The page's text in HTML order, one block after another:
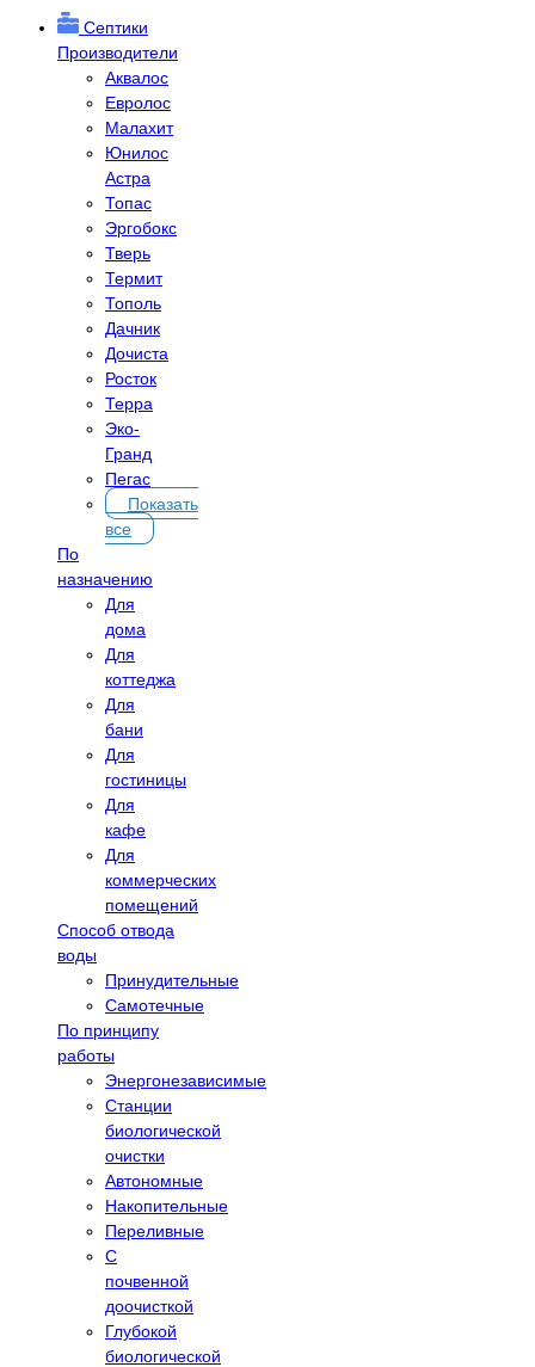
Септики
Производители
Аквалос
Евролос
Малахит
Юнилос
Астра
Топас
Эргобокс
Тверь
Термит
Тополь
Дачник
Дочиста
Росток
Терра
Эко-
Гранд
Пегас
Показать
все
По
назначению
Для
дома
Для
коттеджа
Для
бани
Для
гостиницы
Для
кафе
Для
коммерческих
помещений
Способ отвода
воды
Принудительные
Самотечные
По принципу
работы
Энергонезависимые
Станции
биологической
очистки
Автономные
Накопительные
Переливные
С
почвенной
доочисткой
Глубокой
биологической